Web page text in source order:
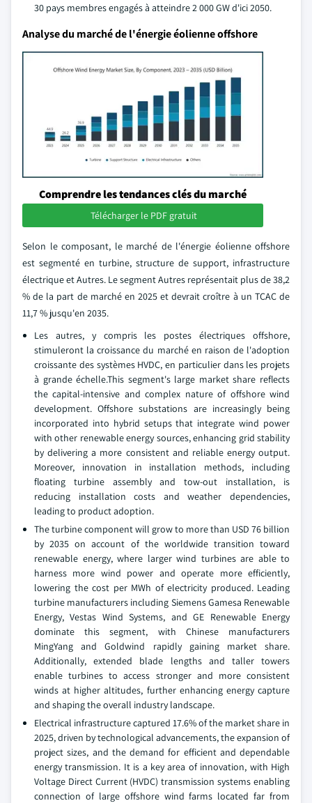
30 pays membres engagés à atteindre 2 000 GW d'ici 2050.
Analyse du marché de l'énergie éolienne offshore
Comprendre les tendances clés du marché
Télécharger le PDF gratuit
Selon le composant, le marché de l'énergie éolienne offshore
est segmenté en turbine, structure de support, infrastructure
électrique et Autres. Le segment Autres représentait plus de 38,2
% de la part de marché en 2025 et devrait croître à un TCAC de
11,7 % jusqu'en 2035.
Les autres, y compris les postes électriques offshore,
stimuleront la croissance du marché en raison de l'adoption
croissante des systèmes HVDC, en particulier dans les projets
à grande échelle.This segment's large market share reflects
the capital-intensive and complex nature of offshore wind
development. Offshore substations are increasingly being
incorporated into hybrid setups that integrate wind power
with other renewable energy sources, enhancing grid stability
by delivering a more consistent and reliable energy output.
Moreover, innovation in installation methods, including
floating turbine assembly and tow-out installation, is
reducing installation costs and weather dependencies,
leading to product adoption.
The turbine component will grow to more than USD 76 billion
by 2035 on account of the worldwide transition toward
renewable energy, where larger wind turbines are able to
harness more wind power and operate more efficiently,
lowering the cost per MWh of electricity produced. Leading
turbine manufacturers including Siemens Gamesa Renewable
Energy, Vestas Wind Systems, and GE Renewable Energy
dominate this segment, with Chinese manufacturers
MingYang and Goldwind rapidly gaining market share.
Additionally, extended blade lengths and taller towers
enable turbines to access stronger and more consistent
winds at higher altitudes, further enhancing energy capture
and shaping the overall industry landscape.
Electrical infrastructure captured 17.6% of the market share in
2025, driven by technological advancements, the expansion of
project sizes, and the demand for efficient and dependable
energy transmission. It is a key area of innovation, with High
Voltage Direct Current (HVDC) transmission systems enabling
connection of large offshore wind farms located far from